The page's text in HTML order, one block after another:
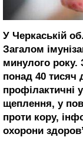
У Черкаській
Загалом
минулого року.
понад 40 тисяч
профілактичні
щеплення, у
проти кору,
охорони